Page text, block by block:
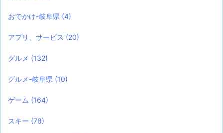
おでかけ-岐阜県 (4)
アプリ、サービス (20)
グルメ (132)
グルメ-岐阜県 (10)
ゲーム (164)
スキー (78)